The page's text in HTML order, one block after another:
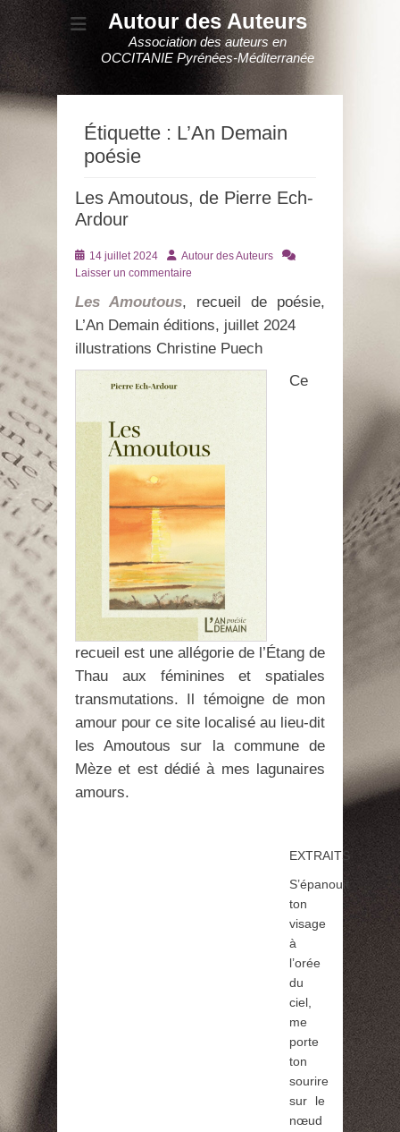
Autour des Auteurs
Association des auteurs en
OCCITANIE Pyrénées-Méditerranée
Étiquette : L’An Demain
poésie
Les Amoutous, de Pierre Ech-
Ardour
Posté
le
14 juillet 2024 AuteurAutour des Auteurs
Laisser un commentaire
Les Amoutous, recueil de poésie,
L’An Demain éditions, juillet 2024
illustrations Christine Puech
Ce
recueil est une allégorie de l’Étang de
Thau aux féminines et spatiales
transmutations. Il témoigne de mon
amour pour ce site localisé au lieu-dit
les Amoutous sur la commune de
Mèze et est dédié à mes lagunaires
amours.
EXTRAITS
S’épanouit
ton
visage
à
l’orée
du
ciel,
me
porte
ton
sourire
sur le
nœud